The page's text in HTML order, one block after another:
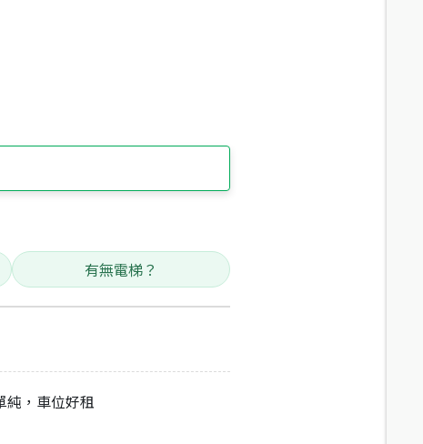
有無電梯？
純，車位好租